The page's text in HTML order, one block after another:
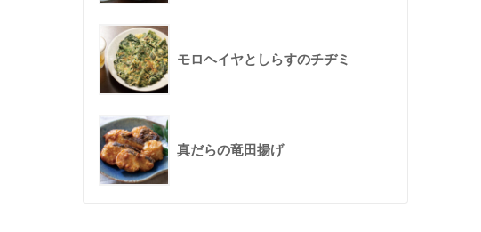
モロヘイヤとしらすのチヂミ
真だらの竜田揚げ